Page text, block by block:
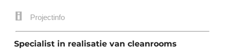
Projectinfo
Specialist in realisatie van cleanrooms